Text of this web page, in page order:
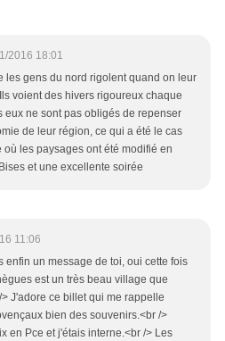
2016 18:01
les gens du nord rigolent quand on leur
voient des hivers rigoureux chaque
eux ne sont pas obligés de repenser
de leur région, ce qui a été le cas
où les paysages ont été modifié en
et une excellente soirée
11:06
enfin un message de toi, oui cette fois
est un très beau village que
J'adore ce billet qui me rappelle
bien des souvenirs.<br />
en Pce et j'étais interne.<br /> Les